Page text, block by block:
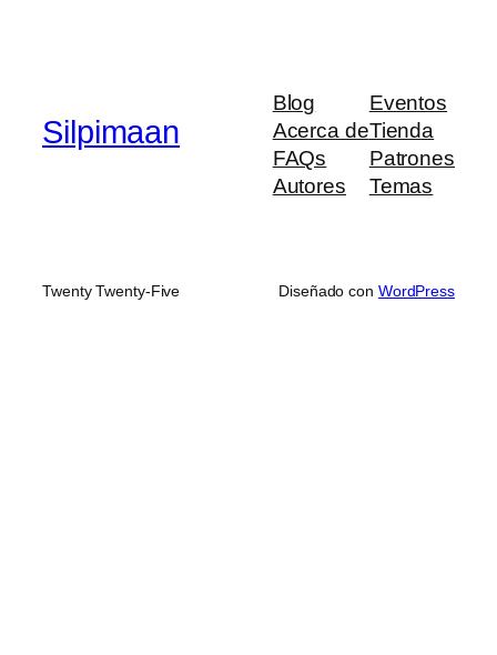
Silpimaan
Blog
Acerca de
FAQs
Autores
Eventos
Tienda
Patrones
Temas
Twenty Twenty-Five Diseñado con WordPress